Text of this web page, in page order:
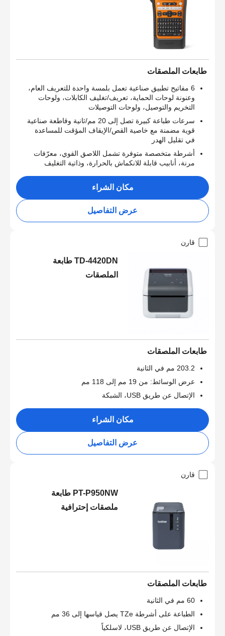
طابعات الملصقات
6 مفاتيح تطبيق صناعية تعمل بلمسة واحدة للتعريف العام،
وعنونة لوحات الحماية، تعريف/تغليف الكابلات، ولوحات
التخريم والتوصيل، ولوحات التوصيلات
سرعات طباعة كبيرة تصل إلى 20 مم/ثانية وقاطعة صناعية
قوية مضمنة مع خاصية القص/الإيقاف المؤقت للمساعدة
في تقليل الهدر
أشرطة متخصصة متوفرة تشمل اللاصق القوي، معرّفات
مرنة، أنابيب قابلة للانكماش بالحرارة، وذاتية التغليف
مكان الشراء
عرض التفاصيل
قارن
TD-4420DN طابعة
الملصقات
طابعات الملصقات
203.2 مم في الثانية
عرض الوسائط: من 19 مم إلى 118 مم
الإتصال عن طريق USB، الشبكة
مكان الشراء
عرض التفاصيل
قارن
PT-P950NW طابعة
ملصقات إحترافية
طابعات الملصقات
60 مم في الثانية
الطباعة على أشرطة TZe يصل قياسها إلى 36 مم
الإتصال عن طريق USB، لاسلكياً